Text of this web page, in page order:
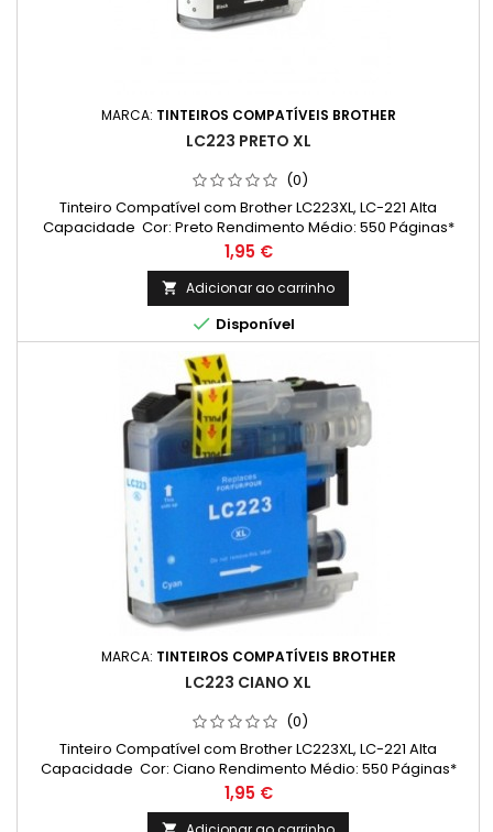
MARCA: TINTEIROS COMPATÍVEIS BROTHER
LC223 PRETO XL
(0)
Tinteiro Compatível com Brother LC223XL, LC-221 Alta
Capacidade Cor: Preto Rendimento Médio: 550 Páginas*
Preço
1,95 €
 Adicionar ao carrinho
 Disponível
MARCA: TINTEIROS COMPATÍVEIS BROTHER
LC223 CIANO XL
(0)
Tinteiro Compatível com Brother LC223XL, LC-221 Alta
Capacidade Cor: Ciano Rendimento Médio: 550 Páginas*
Preço
1,95 €